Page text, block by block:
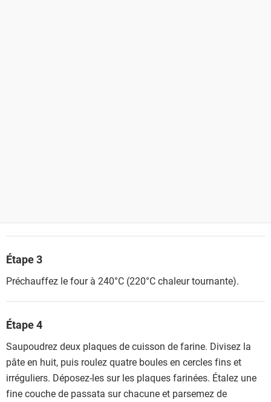
Étape 3
Préchauffez le four à 240°C (220°C chaleur tournante).
Étape 4
Saupoudrez deux plaques de cuisson de farine. Divisez la
pâte en huit, puis roulez quatre boules en cercles fins et
irréguliers. Déposez-les sur les plaques farinées. Étalez une
fine couche de passata sur chacune et parsemez de